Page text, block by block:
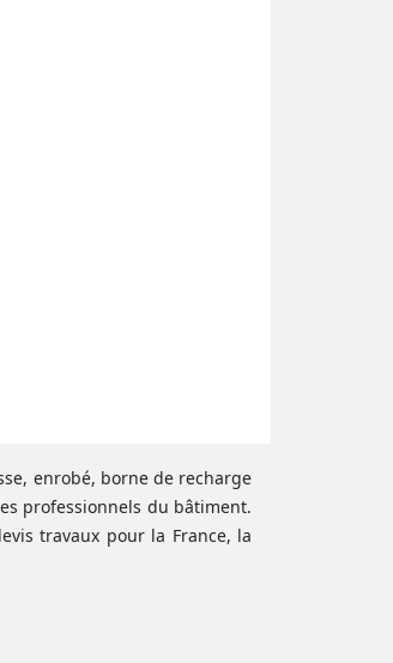
enrobé, borne de recharge
professionnels du bâtiment.
travaux pour la France, la